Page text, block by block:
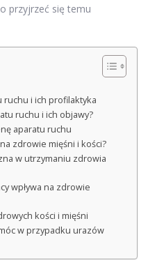
przyjrzeć się temu
ruchu i ich profilaktyka
ruchu i ich objawy?
aparatu ruchu
zdrowie mięśni i kości?
w utrzymaniu zdrowia
wpływa na zdrowie
kości i mięśni
w przypadku urazów